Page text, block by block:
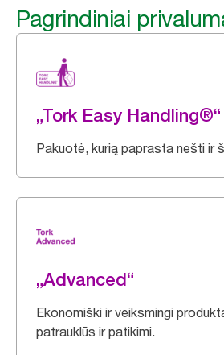
Pagrindiniai
„Tork Easy
Pakuotė, kurią paprasta nešti ir
„Advanced“
Ekonomiški ir veiksmingi
patrauklūs ir patikimi.